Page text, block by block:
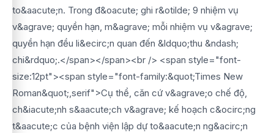
to&aacute;n. Trong đ&oacute; ghi r&otilde; 9 nhiệm vụ
v&agrave; quyền hạn, m&agrave; mỗi nhiệm vụ v&agrave;
quyền hạn đều li&ecirc;n quan đến &ldquo;thu &ndash;
chi&rdquo;.</span></span><br /> <span style="font-
size:12pt"><span style="font-family:&quot;Times New
Roman&quot;,serif">Cụ thể, căn cứ v&agrave;o chế độ,
ch&iacute;nh s&aacute;ch v&agrave; kế hoạch c&ocirc;ng
t&aacute;c của bệnh viện lập dự to&aacute;n ng&acirc;n